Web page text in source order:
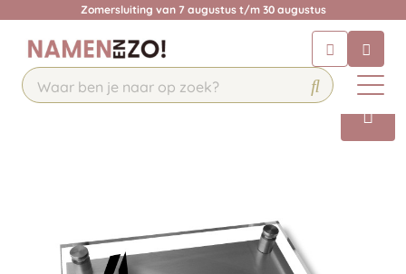
Zomersluiting van 7 augustus t/m 30 augustus
Chat 24/7 met onze chatbot voor
hulp
Contact